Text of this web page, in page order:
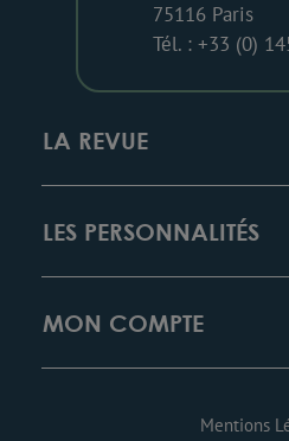
75116 Paris
Tél. : +33 (0)
LA REVUE
LES PERSONNALITÉS
MON COMPTE
Mentions